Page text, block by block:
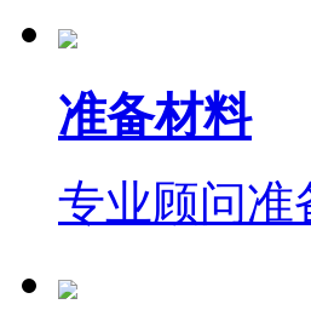
准备材料
专业顾问准